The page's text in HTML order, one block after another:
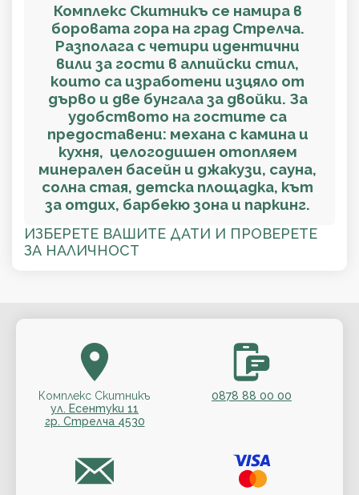
Комплекс Скитникъ се намира в
боровата гора на град Стрелча.
Разполага с четири идентични
вили за гости в алпийски стил,
които са изработени изцяло от
дърво и две бунгала за двойки. За
удобството на гостите са
предоставени: механа с камина и
кухня, целогодишен отопляем
минерален басейн и джакузи, сауна,
солна стая, детска площадка, кът
за отдих, барбекю зона и паркинг.
ИЗБЕРЕТЕ ВАШИТЕ ДАТИ И ПРОВЕРЕТЕ
ЗА НАЛИЧНОСТ
Комплекс Скитникъ
ул. Есентуки 11
гр. Стрелча 4530
0878 88 00 00